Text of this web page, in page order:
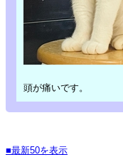
頭が痛いです。
■最新50を表示